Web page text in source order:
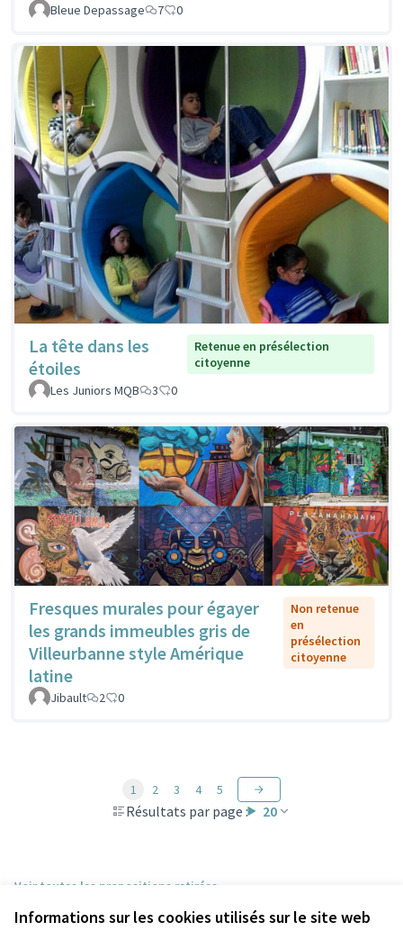
Informations sur les cookies utilisés sur le site web
Bleue Depassage
7 0
La tête dans les
étoiles
Retenue en présélection
citoyenne
Les Juniors MQB
3 0
Fresques murales pour égayer
les grands immeubles gris de
Villeurbanne style Amérique
latine
Non retenue
en
présélection
citoyenne
Jibault 2 0
Résultats par page : 20
1 2 3 4 5
Voir toutes les propositions retirées